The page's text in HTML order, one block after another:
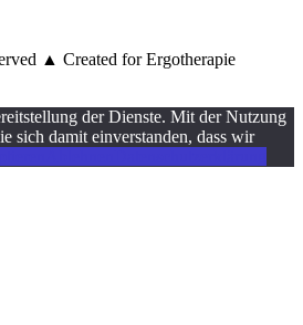
▲ Created for Ergotherapie
der Dienste. Mit der Nutzung
sich damit einverstanden, dass wir